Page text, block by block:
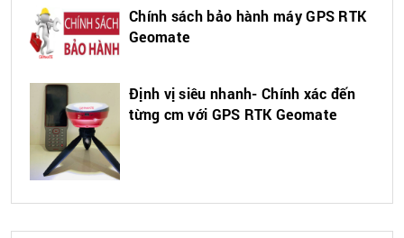
Chính sách bảo hành máy GPS RTK
Geomate
Định vị siêu nhanh- Chính xác đến
từng cm với GPS RTK Geomate